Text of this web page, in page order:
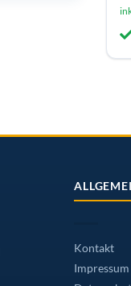
Kontakt
Impressum